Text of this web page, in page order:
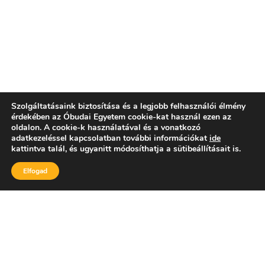
Szolgáltatásaink biztosítása és a legjobb felhasználói élmény
érdekében az Óbudai Egyetem cookie-kat használ ezen az
oldalon. A cookie-k használatával és a vonatkozó
adatkezeléssel kapcsolatban további információkat ide
kattintva talál, és ugyanitt módosíthatja a sütibeállításait is.
Elfogad